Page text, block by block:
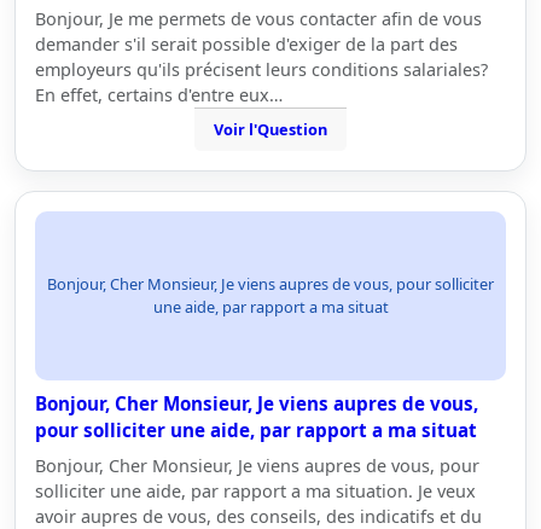
Bonjour, Je me permets de vous contacter afin de vous
demander s'il serait possible d'exiger de la part des
employeurs qu'ils précisent leurs conditions salariales?
En effet, certains d'entre eux…
Voir l'Question
Bonjour, Cher Monsieur, Je viens aupres de vous, pour solliciter
une aide, par rapport a ma situat
Bonjour, Cher Monsieur, Je viens aupres de vous,
pour solliciter une aide, par rapport a ma situat
Bonjour, Cher Monsieur, Je viens aupres de vous, pour
solliciter une aide, par rapport a ma situation. Je veux
avoir aupres de vous, des conseils, des indicatifs et du